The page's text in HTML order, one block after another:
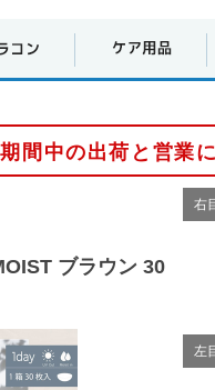
間中の出荷と営業
ブラウン 30
右
左